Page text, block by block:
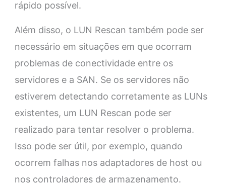
rápido possível.
Além disso, o LUN Rescan também pode ser
necessário em situações em que ocorram
problemas de conectividade entre os
servidores e a SAN. Se os servidores não
estiverem detectando corretamente as LUNs
existentes, um LUN Rescan pode ser
realizado para tentar resolver o problema.
Isso pode ser útil, por exemplo, quando
ocorrem falhas nos adaptadores de host ou
nos controladores de armazenamento.